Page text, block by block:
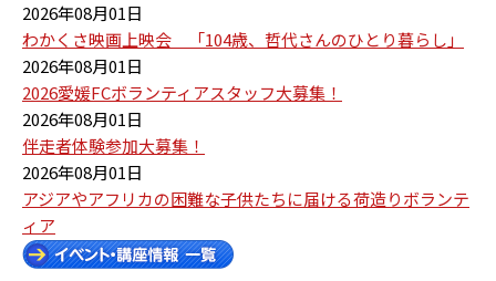
2026年08月01日
わかくさ映画上映会 「104歳、哲代さんのひとり暮らし」
2026年08月01日
2026愛媛FCボランティアスタッフ大募集！
2026年08月01日
伴走者体験参加大募集！
2026年08月01日
アジアやアフリカの困難な子供たちに届ける荷造りボランテ
ィア